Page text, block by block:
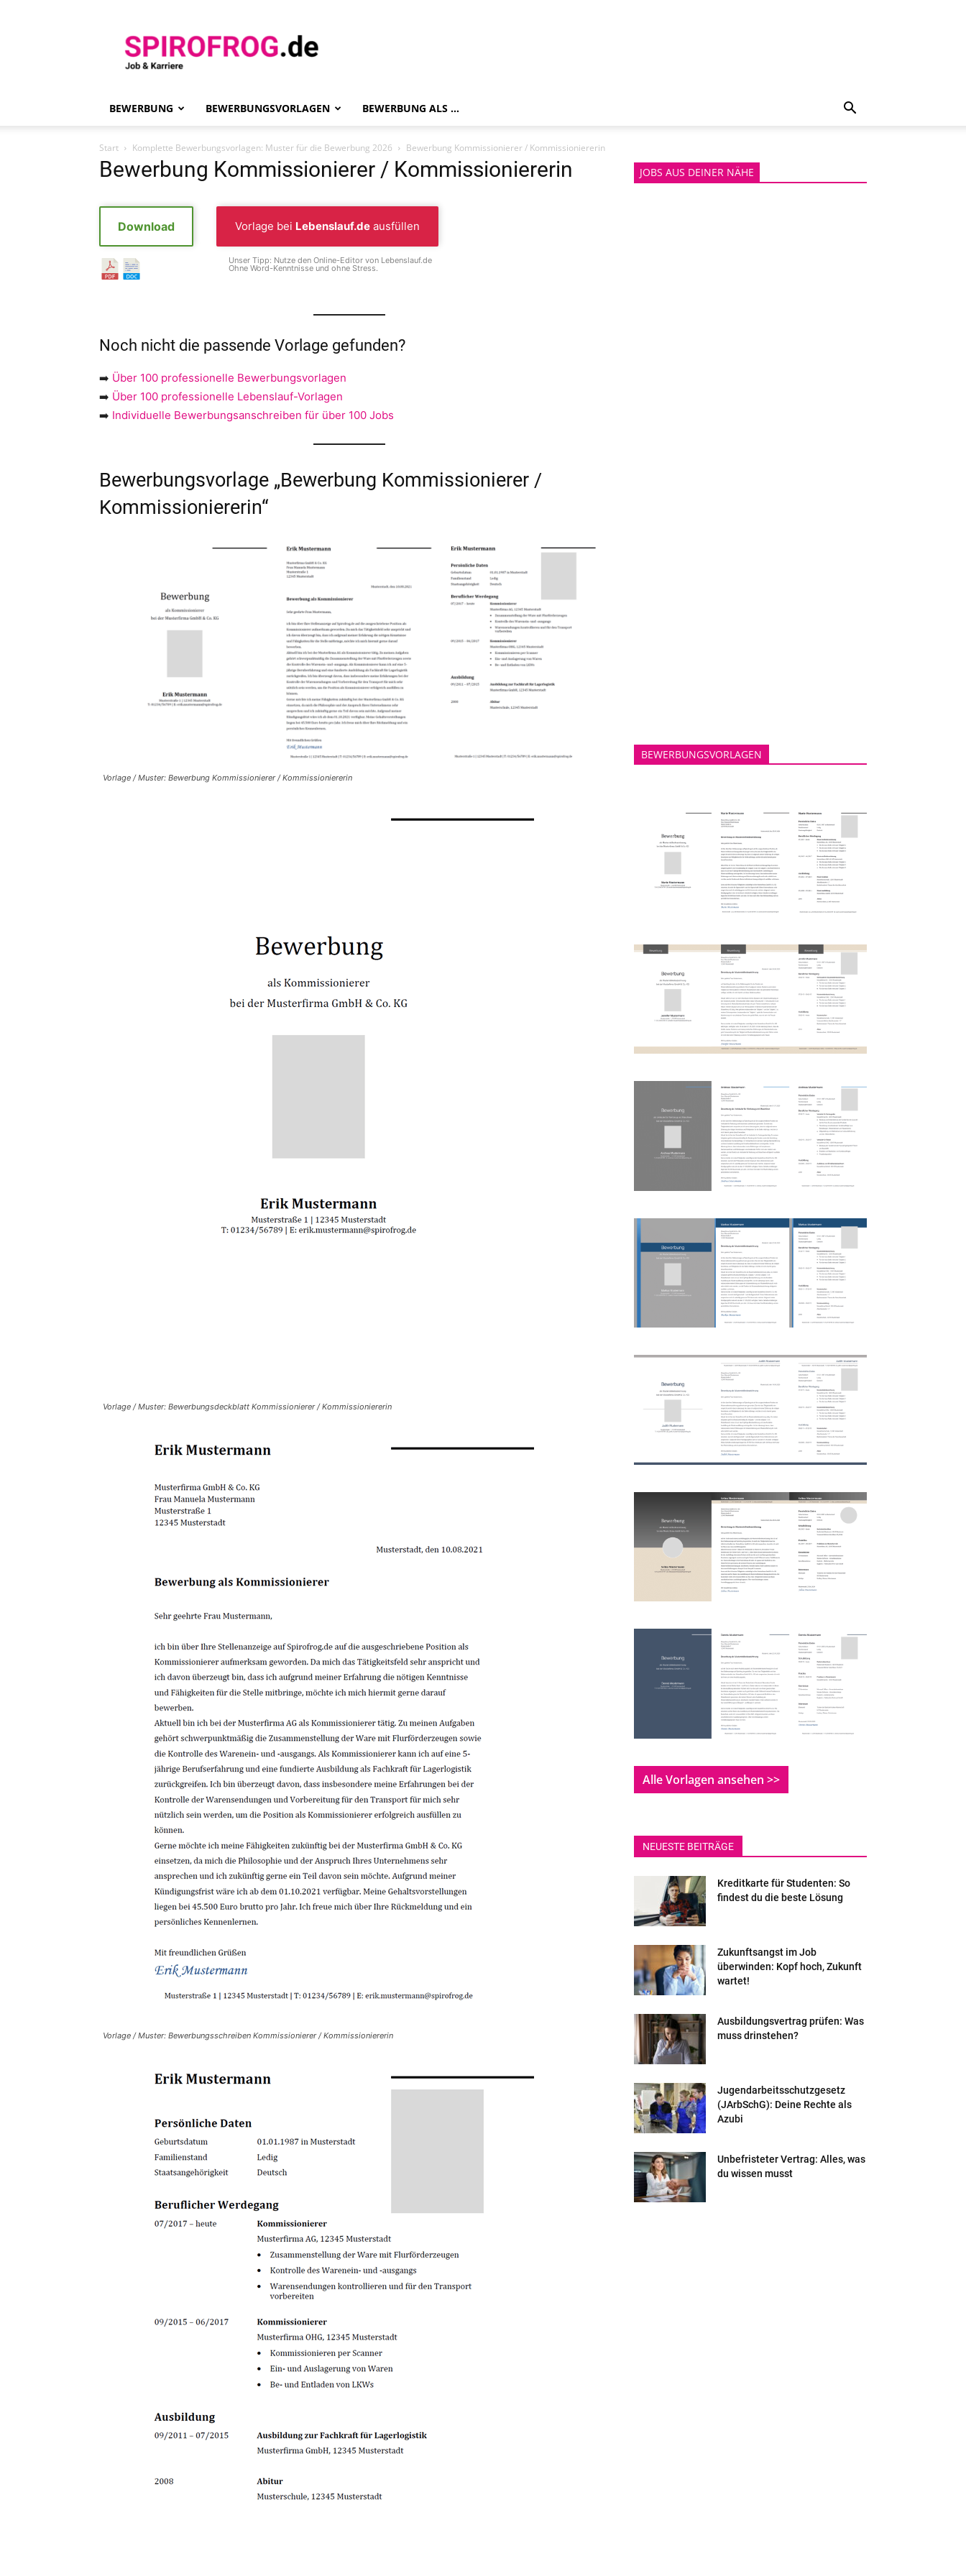
BEWERBUNG BEWERBUNGSVORLAGEN BEWERBUNG ALS …
Start Komplette Bewerbungsvorlagen: Muster für die Bewerbung 2026 Bewerbung Kommissionierer / Kommissioniererin
Bewerbung Kommissionierer / Kommissioniererin
Download Vorlage bei Lebenslauf.de ausfüllen
Unser Tipp: Nutze den Online-Editor von Lebenslauf.de
Ohne Word-Kenntnisse und ohne Stress.
Noch nicht die passende Vorlage gefunden?
➡️ Über 100 professionelle Bewerbungsvorlagen
➡️ Über 100 professionelle Lebenslauf-Vorlagen
➡️ Individuelle Bewerbungsanschreiben für über 100 Jobs
Bewerbungsvorlage „Bewerbung Kommissionierer /
Kommissioniererin“
Vorlage / Muster: Bewerbung Kommissionierer / Kommissioniererin
Vorlage / Muster: Bewerbungsdeckblatt Kommissionierer / Kommissioniererin
Vorlage / Muster: Bewerbungsschreiben Kommissionierer / Kommissioniererin
JOBS AUS DEINER NÄHE
BEWERBUNGSVORLAGEN
Alle Vorlagen ansehen >>
NEUESTE BEITRÄGE
Kreditkarte für Studenten: So
findest du die beste Lösung
Zukunftsangst im Job
überwinden: Kopf hoch, Zukunft
wartet!
Ausbildungsvertrag prüfen: Was
muss drinstehen?
Jugendarbeitsschutzgesetz
(JArbSchG): Deine Rechte als
Azubi
Unbefristeter Vertrag: Alles, was
du wissen musst